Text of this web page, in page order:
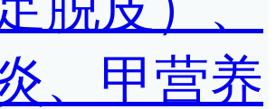
、甲营养